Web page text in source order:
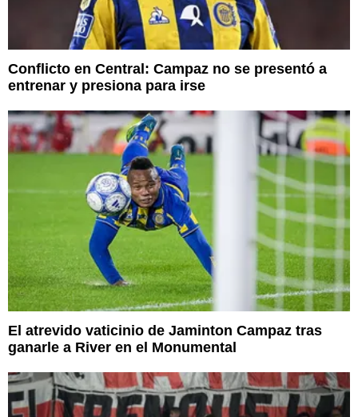
Conflicto en Central: Campaz no se presentó a
entrenar y presiona para irse
El atrevido vaticinio de Jaminton Campaz tras
ganarle a River en el Monumental